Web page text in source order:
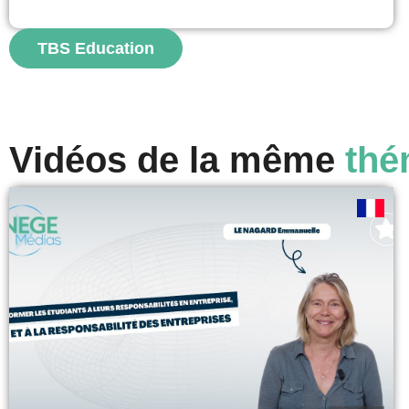
deux situations d’entreprises issues de secteurs...
voir
TBS Education
Vidéos de la même